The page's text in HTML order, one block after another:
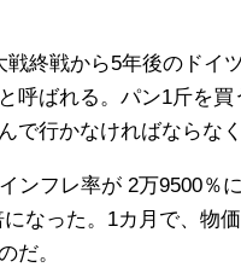
終戦から5年後のドイ
呼ばれる。パン1斤を買
で行かなければならな
ンフレ率が 2万9500％
なった。1カ月で、物
だ。